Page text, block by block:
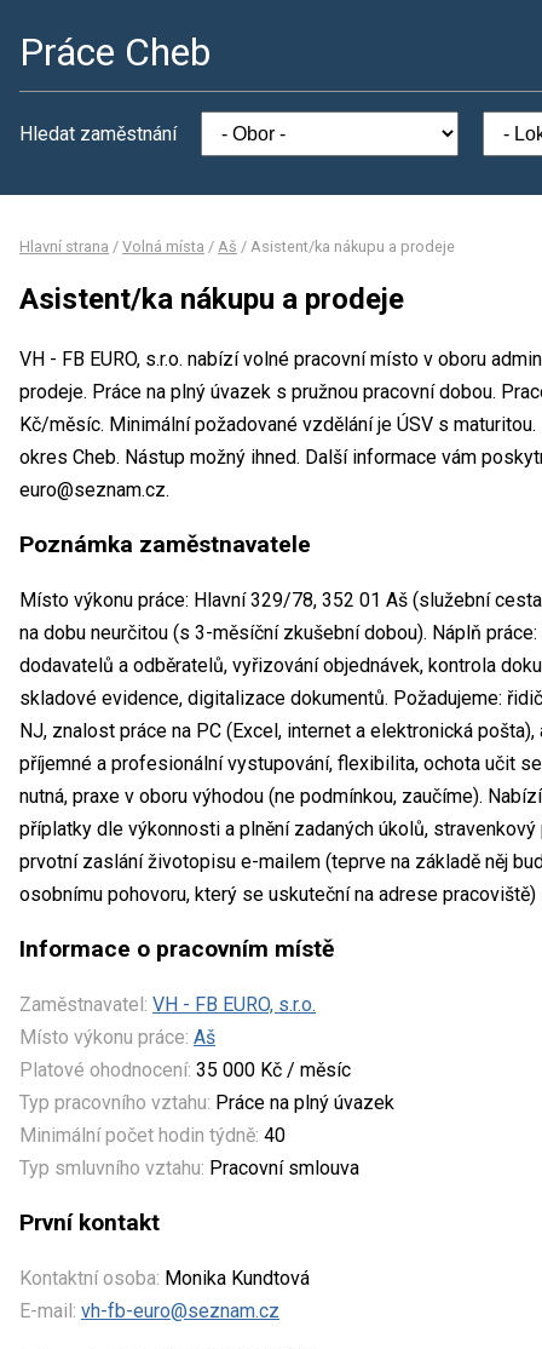
Práce Cheb
Hledat zaměstnání
Hlavní strana / Volná místa / Aš / Asistent/ka nákupu a prodeje
Asistent/ka nákupu a prodeje
VH - FB EURO, s.r.o. nabízí volné pracovní místo v oboru
prodeje. Práce na plný úvazek s pružnou pracovní dobou.
Kč/měsíc. Minimální požadované vzdělání je ÚSV s maturitou.
okres Cheb. Nástup možný ihned. Další informace vám
euro@seznam.cz.
Poznámka zaměstnavatele
Místo výkonu práce: Hlavní 329/78, 352 01 Aš (služební
na dobu neurčitou (s 3-měsíční zkušební dobou). Náplň
dodavatelů a odběratelů, vyřizování objednávek, kontrola
skladové evidence, digitalizace dokumentů. Požadujeme:
NJ, znalost práce na PC (Excel, internet a elektronická
příjemné a profesionální vystupování, flexibilita, ochota učit
nutná, praxe v oboru výhodou (ne podmínkou, zaučíme).
příplatky dle výkonnosti a plnění zadaných úkolů, stravenkový
prvotní zaslání životopisu e-mailem (teprve na základě něj
osobnímu pohovoru, který se uskuteční na adrese pracoviště)
Informace o pracovním místě
Zaměstnavatel: VH - FB EURO, s.r.o.
Místo výkonu práce: Aš
Platové ohodnocení: 35 000 Kč / měsíc
Typ pracovního vztahu: Práce na plný úvazek
Minimální počet hodin týdně: 40
Typ smluvního vztahu: Pracovní smlouva
První kontakt
Kontaktní osoba: Monika Kundtová
E-mail: vh-fb-euro@seznam.cz